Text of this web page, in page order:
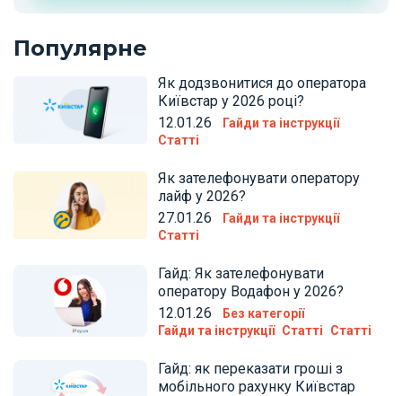
Популярне
Як додзвонитися до оператора
Київстар у 2026 році?
12.01.26
Гайди та інструкції
Статті
Як зателефонувати оператору
лайф у 2026?
27.01.26
Гайди та інструкції
Статті
Гайд: Як зателефонувати
оператору Водафон у 2026?
12.01.26
Без категорії
Гайди та інструкції Статті Статті
Гайд: як переказати гроші з
мобільного рахунку Київстар